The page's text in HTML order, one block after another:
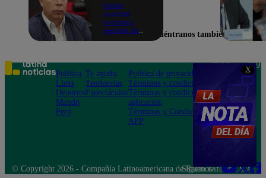
X
Poder
Judicial
evaluará
pedido de
Pedro
Castillo
Encuéntranos también en
Política
Lima
Deportes
Mundo
Perú
Te ayudo
Tendencias
Espectáculos
Política de privacidad
Términos y condiciones
Términos y condiciones
aplicación
Términos y Condiciones
APP
Teléfono: 219
Av. San
Felipe 968
Jesús María
© Copyright 2026 - Compañía Latinoamericana de Radio Difusión S.A.
Síguenos